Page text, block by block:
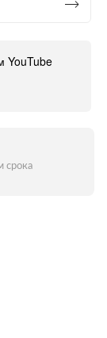
YouTube
срока